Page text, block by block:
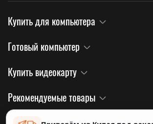
Купить для компьютера
Готовый компьютер
Купить видеокарту
Рекомендуемые товары